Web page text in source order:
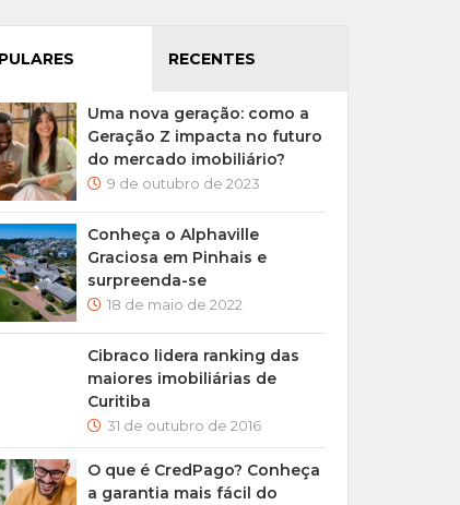
RECENTES
Uma nova geração: como a
Geração Z impacta no futuro
do mercado imobiliário?
9 de outubro de 2023
Conheça o Alphaville
Graciosa em Pinhais e
surpreenda-se
18 de maio de 2022
Cibraco lidera ranking das
maiores imobiliárias de
Curitiba
31 de outubro de 2016
O que é CredPago? Conheça
a garantia mais fácil do